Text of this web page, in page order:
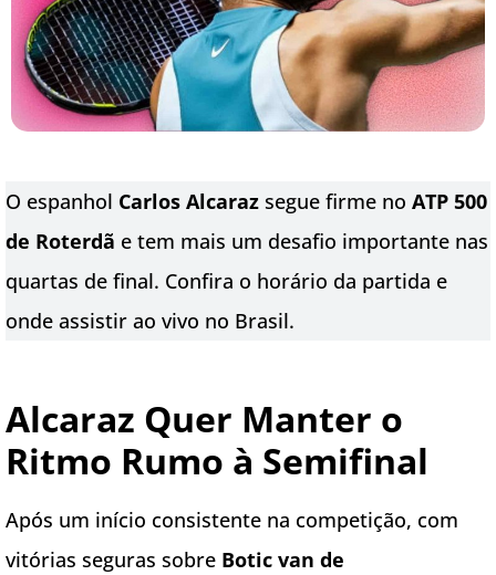
O espanhol Carlos Alcaraz segue firme no ATP 500
de Roterdã e tem mais um desafio importante nas
quartas de final. Confira o horário da partida e
onde assistir ao vivo no Brasil.
Alcaraz Quer Manter o
Ritmo Rumo à Semifinal
Após um início consistente na competição, com
vitórias seguras sobre Botic van de